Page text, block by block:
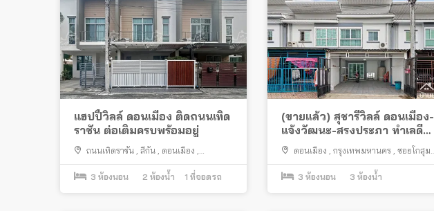
แฮปปี้วิลล์ ดอนเมือง ติดถนนเทิด
ราชัน ต่อเติมครบพร้อมอยู่
ถนนเทิดราชัน สีกัน ดอนเมือง
กรุงเทพมหานคร
3 ห้องนอน 2 ห้องน้ำ 1 ที่จอดรถ
(ขายแล้ว) สุชารีวิลล์ ดอนเมือง-
แจ้งวัฒนะ-สรงประภา ทำเลดี
เดินทางสะดวก
ดอนเมือง กรุงเทพมหานคร ซอยโกสุม
รวมใจ , สีกัน
3 ห้องนอน 3 ห้องน้ำ